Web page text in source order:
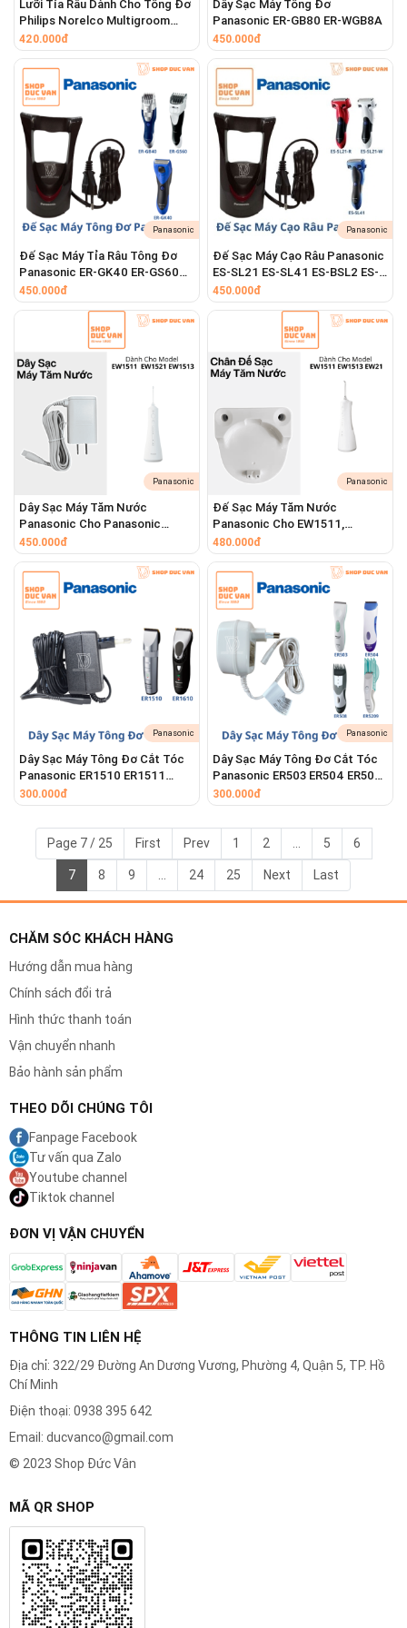
#shopducvan #shopđứcvân
#tuidungmaycaoraubraun #hopdungmaycaoraubraun
#hopdungmaycaoraudulich
#hopdungmaycaorauchongchayxuoc
#hopdungmaycaorauchongvadap #hopdungbaovemaycaorau
#tuidungbaovemaycaorau
Lưỡi Tỉa Râu Dành Cho Tông Đơ
Philips Norelco Multigroom
Series 7000 MG7910 MG7750
420.000đ
Dây Sạc Máy Tông Đơ
Panasonic ER-GB80 ER-WGB8A
450.000đ
Panasonic
Đế Sạc Máy Tỉa Râu Tông Đơ
Panasonic ER-GK40 ER-GS60
ER-GS61 ER-GB40
450.000đ
Panasonic
Đế Sạc Máy Cạo Râu Panasonic
ES-SL21 ES-SL41 ES-BSL2 ES-
BSL4
450.000đ
Panasonic
Dây Sạc Máy Tăm Nước
Panasonic Cho Panasonic
EW1511 EW1513 EW1521
450.000đ
Panasonic
Đế Sạc Máy Tăm Nước
Panasonic Cho EW1511,
EW1521, EW1513
480.000đ
Panasonic
Dây Sạc Máy Tông Đơ Cắt Tóc
Panasonic ER1510 ER1511
ER1610 ER1611 [ Shop Đức Vân
300.000đ
Panasonic
Dây Sạc Máy Tông Đơ Cắt Tóc
Panasonic ER503 ER504 ER506
ER508 ER806 ER807 ER5204
ER5205 ER5208 ER5209 ER5210
300.000đ
Page 7 / 25 First Prev 1 2 5 6
7 8 9 24 25 Next Last
CHĂM SÓC KHÁCH HÀNG
Hướng dẫn mua hàng
Chính sách đổi trả
Hình thức thanh toán
Vận chuyển nhanh
Bảo hành sản phẩm
THEO DÕI CHÚNG TÔI
Fanpage Facebook
Tư vấn qua Zalo
Youtube channel
Tiktok channel
ĐƠN VỊ VẬN CHUYỂN
THÔNG TIN LIÊN HỆ
Địa chỉ: 322/29 Đường An Dương Vương, Phường 4, Quận 5, TP. Hồ
Chí Minh
Điện thoại: 0938 395 642
Email: ducvanco@gmail.com
© 2023 Shop Đức Vân
MÃ QR SHOP